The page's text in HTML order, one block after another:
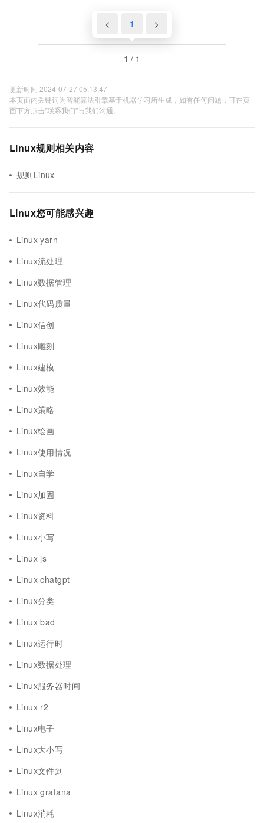
< 1 >
1 / 1
更新时间 2024-07-27 05:13:47
本页面内关键词为智能算法引擎基于机器学习所生成，如有任何问题，可在页
面下方点击"联系我们"与我们沟通。
Linux规则相关内容
规则Linux
Linux您可能感兴趣
Linux yarn
Linux流处理
Linux数据管理
Linux代码质量
Linux信创
Linux雕刻
Linux建模
Linux效能
Linux策略
Linux绘画
Linux使用情况
Linux自学
Linux加固
Linux资料
Linux小写
Linux js
Linux chatgpt
Linux分类
Linux bad
Linux运行时
Linux数据处理
Linux服务器时间
Linux r2
Linux电子
Linux大小写
Linux文件到
Linux grafana
Linux消耗